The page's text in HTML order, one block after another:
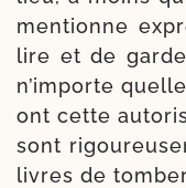
men­tionne
lire et de
n’importe
ont cette
sont
livres de